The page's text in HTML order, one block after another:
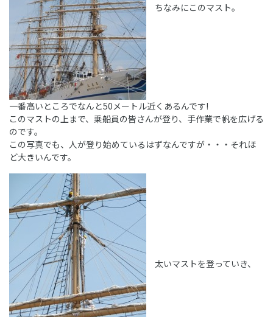
ちなみにこのマスト。
一番高いところでなんと50メートル近くあるんです!
このマストの上まで、乗船員の皆さんが登り、手作業で帆を広げる
のです。
この写真でも、人が登り始めているはずなんですが・・・それほ
ど大きいんです。
太いマストを登っていき、